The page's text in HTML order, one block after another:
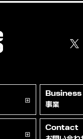
Business
事業
Contact